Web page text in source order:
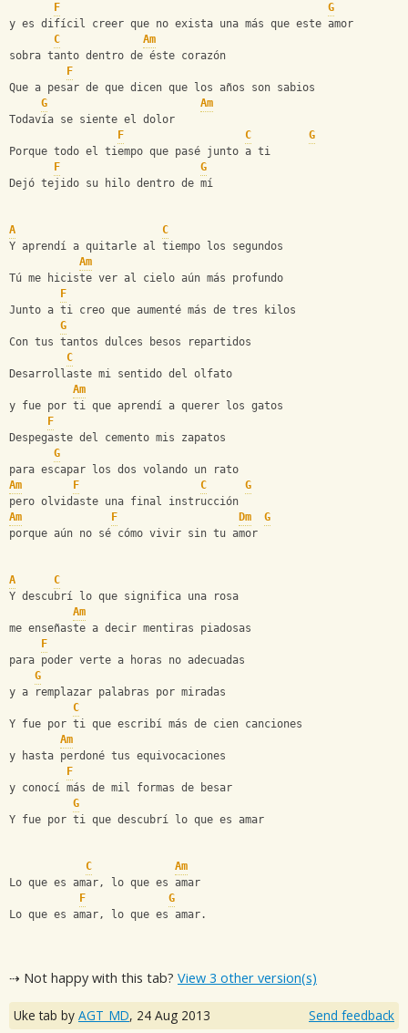
F
G
y es difícil creer que no exista una más que este amor
C
Am
sobra tanto dentro de éste corazón
F
Que a pesar de que dicen que los años son sabios
G
Am
Todavía se siente el dolor
F
C
G
Porque todo el tiempo que pasé junto a ti
F
G
Dejó tejido su hilo dentro de mí
A
C
Y aprendí a quitarle al tiempo los segundos
Am
Tú me hiciste ver al cielo aún más profundo
F
Junto a ti creo que aumenté más de tres kilos
G
Con tus tantos dulces besos repartidos
C
Desarrollaste mi sentido del olfato
Am
y fue por ti que aprendí a querer los gatos
F
Despegaste del cemento mis zapatos
G
para escapar los dos volando un rato
Am
F C
G
pero olvidaste una final instrucción
Am
F Dm
G
porque aún no sé cómo vivir sin tu amor
A
C
Y descubrí lo que significa una rosa
Am
me enseñaste a decir mentiras piadosas
F
para poder verte a horas no adecuadas
G
y a remplazar palabras por miradas
C
Y fue por ti que escribí más de cien canciones
Am
y hasta perdoné tus equivocaciones
F
y conocí más de mil formas de besar
G
Y fue por ti que descubrí lo que es amar
C
Am
Lo que es amar, lo que es amar
F
G
Lo que es amar, lo que es amar.
⇢ Not happy with this tab? View 3 other version(s)
Uke tab by AGT_MD, 24 Aug 2013 Send feedback